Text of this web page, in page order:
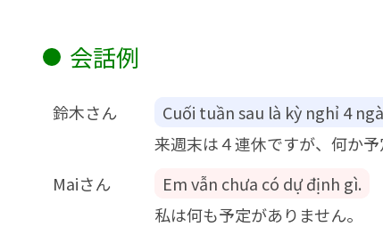
会話例
鈴木さん
Cuối tuần sau là kỳ nghỉ 4
来週末は４連休ですが、何か
Maiさん
Em vẫn chưa có dự định gì.
私は何も予定がありません。